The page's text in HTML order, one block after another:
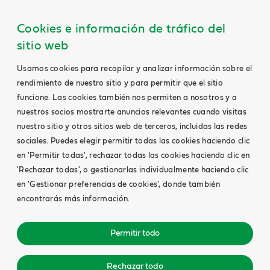
Cookies e información de tráfico del
sitio web
Usamos cookies para recopilar y analizar información sobre el
rendimiento de nuestro sitio y para permitir que el sitio
funcione. Las cookies también nos permiten a nosotros y a
nuestros socios mostrarte anuncios relevantes cuando visitas
nuestro sitio y otros sitios web de terceros, incluidas las redes
sociales. Puedes elegir permitir todas las cookies haciendo clic
en 'Permitir todas', rechazar todas las cookies haciendo clic en
'Rechazar todas', o gestionarlas individualmente haciendo clic
en 'Gestionar preferencias de cookies', donde también
encontrarás más información.
Permitir todo
Rechazar todo